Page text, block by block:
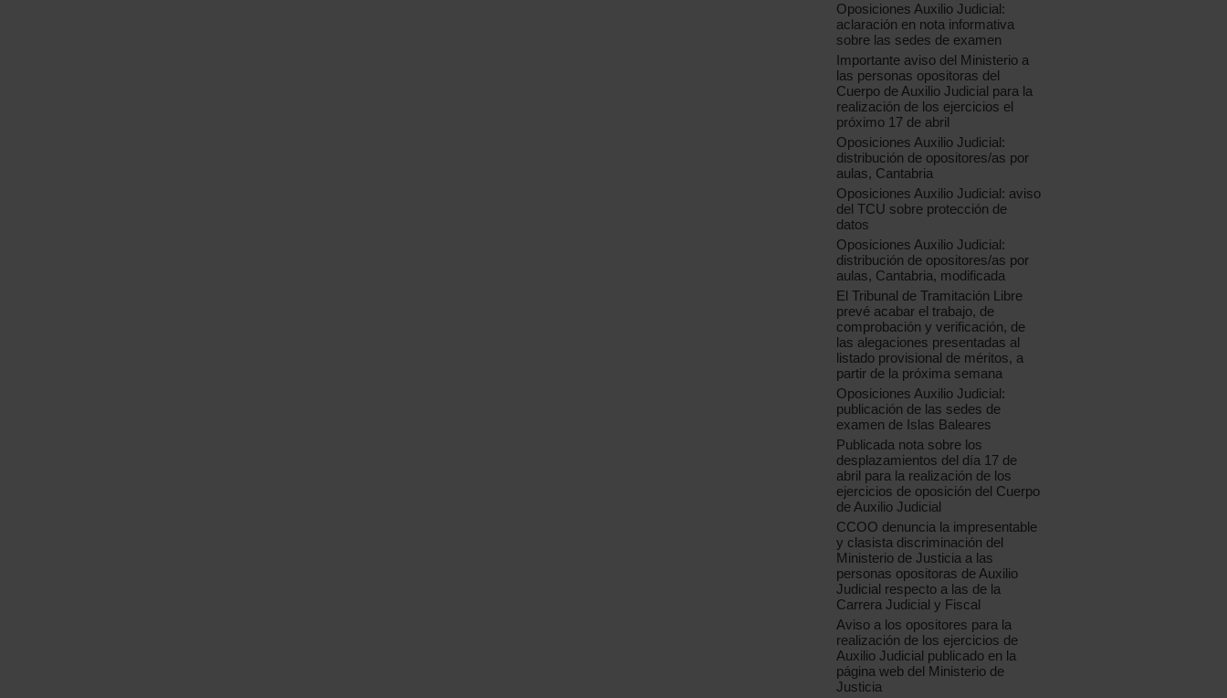
Oposiciones Auxilio Judicial:
aclaración en nota informativa
sobre las sedes de examen
Importante aviso del Ministerio a
las personas opositoras del
Cuerpo de Auxilio Judicial para la
realización de los ejercicios el
próximo 17 de abril
Oposiciones Auxilio Judicial:
distribución de opositores/as por
aulas, Cantabria
Oposiciones Auxilio Judicial: aviso
del TCU sobre protección de
datos
Oposiciones Auxilio Judicial:
distribución de opositores/as por
aulas, Cantabria, modificada
El Tribunal de Tramitación Libre
prevé acabar el trabajo, de
comprobación y verificación, de
las alegaciones presentadas al
listado provisional de méritos, a
partir de la próxima semana
Oposiciones Auxilio Judicial:
publicación de las sedes de
examen de Islas Baleares
Publicada nota sobre los
desplazamientos del día 17 de
abril para la realización de los
ejercicios de oposición del Cuerpo
de Auxilio Judicial
CCOO denuncia la impresentable
y clasista discriminación del
Ministerio de Justicia a las
personas opositoras de Auxilio
Judicial respecto a las de la
Carrera Judicial y Fiscal
Aviso a los opositores para la
realización de los ejercicios de
Auxilio Judicial publicado en la
página web del Ministerio de
Justicia